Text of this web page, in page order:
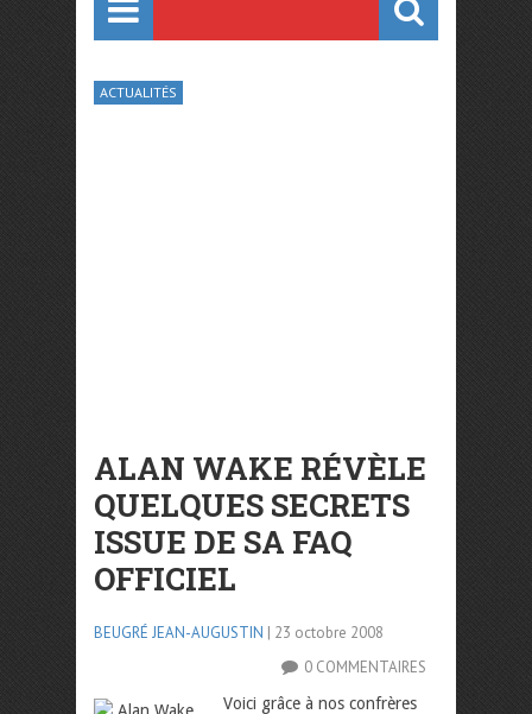
ACTUALITÉS
ALAN WAKE RÉVÈLE
QUELQUES SECRETS
ISSUE DE SA FAQ
OFFICIEL
BEUGRÉ JEAN-AUGUSTIN | 23 octobre 2008
0 COMMENTAIRES
Voici grâce à nos confrères